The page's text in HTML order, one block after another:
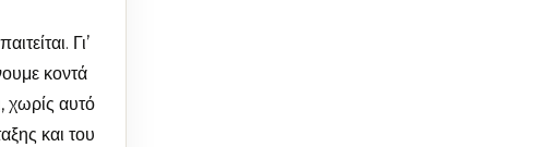
Γι’
κοντά
χωρίς αυτό
και του